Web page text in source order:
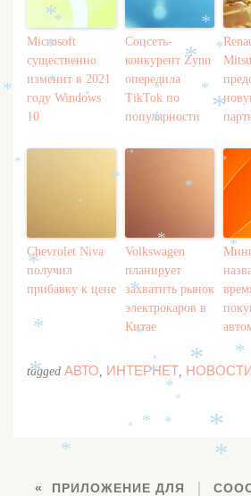
Microsoft
существенно
изменит в 2021
году Windows
10
Соцсеть-
конкурент Zynn
опередила
TikTok по
популярности
Chevrolet Niva
получил
прибавку к цене
Volkswagen
планирует
захватить рынок
электрокаров в
Китае
tagged АВТО, ИНТЕРНЕТ,
ПРИЛОЖЕНИЕ ДЛЯ
*
*
*
*
*
*
*
*
*
*
*
*
*
*
*
*
*
*
*
*
*
*
*
*
* *
*
*
*
*
*
* *
*
*
*
*